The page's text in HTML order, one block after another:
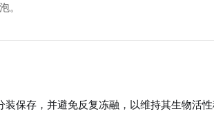
。
保存，并避免反复冻融，以维持其生物活性